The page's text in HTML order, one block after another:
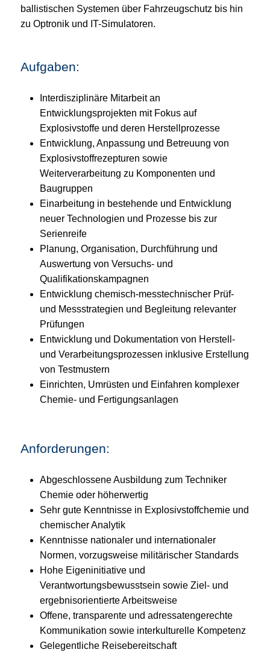
ballistischen Systemen über Fahrzeugschutz bis hin
zu Optronik und IT-Simulatoren.
Aufgaben:
Interdisziplinäre Mitarbeit an
Entwicklungsprojekten mit Fokus auf
Explosivstoffe und deren Herstellprozesse
Entwicklung, Anpassung und Betreuung von
Explosivstoffrezepturen sowie
Weiterverarbeitung zu Komponenten und
Baugruppen
Einarbeitung in bestehende und Entwicklung
neuer Technologien und Prozesse bis zur
Serienreife
Planung, Organisation, Durchführung und
Auswertung von Versuchs‑ und
Qualifikationskampagnen
Entwicklung chemisch‑messtechnischer Prüf‑
und Messstrategien und Begleitung relevanter
Prüfungen
Entwicklung und Dokumentation von Herstell‑
und Verarbeitungsprozessen inklusive Erstellung
von Testmustern
Einrichten, Umrüsten und Einfahren komplexer
Chemie‑ und Fertigungsanlagen
Anforderungen:
Abgeschlossene Ausbildung zum Techniker
Chemie oder höherwertig
Sehr gute Kenntnisse in Explosivstoffchemie und
chemischer Analytik
Kenntnisse nationaler und internationaler
Normen, vorzugsweise militärischer Standards
Hohe Eigeninitiative und
Verantwortungsbewusstsein sowie Ziel‑ und
ergebnisorientierte Arbeitsweise
Offene, transparente und adressatengerechte
Kommunikation sowie interkulturelle Kompetenz
Gelegentliche Reisebereitschaft